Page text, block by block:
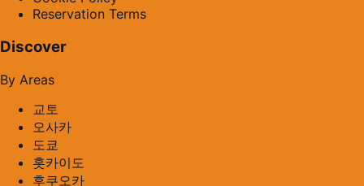
Reservation Terms
Discover
By Areas
교토
오사카
도쿄
홋카이도
후쿠오카